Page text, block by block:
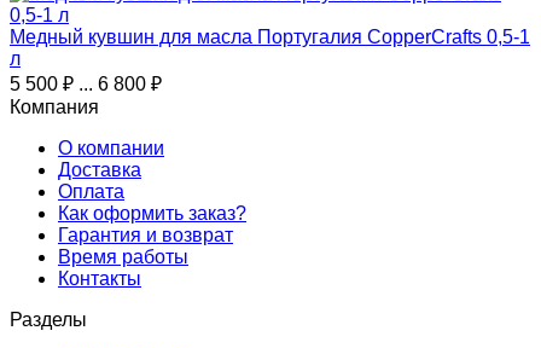
Медный кувшин для масла Португалия CopperCrafts 0,5-1
л
5 500 ₽ ... 6 800 ₽
Компания
О компании
Доставка
Оплата
Как оформить заказ?
Гарантия и возврат
Время работы
Контакты
Разделы